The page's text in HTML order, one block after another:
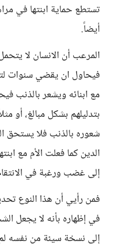
تستطع حماية ابنتها في
أيضاً.
المرعب أن الانسان لا
فيحاول ان يقضي سنوات
مع ابنائه ويشعر بالذنب
بتدليلهم بشكل مبالغ، أو
شعوره بالذنب فلا يستحق
الدين كما فعلت الأم مع
إلى غضب ورغبة في
فمن رأيي أن هذا النوع
في إظهاره بأنه لا يجعل
إلى نسخة سيئة من نفسه